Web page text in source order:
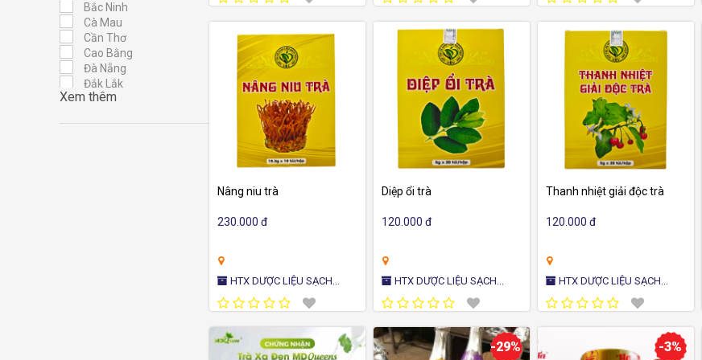
Bắc Ninh
Cà Mau
Cần Thơ
Cao Bằng
Đà Nẵng
Đắk Lắk
Điện Biên
Xem thêm
Nâng niu trà
230.000 đ
THỦY ANH
Diệp ổi trà
120.000 đ
THỦY ANH
Thanh nhiệt giải độc trà
120.000 đ
THỦY ANH
-29% -3%